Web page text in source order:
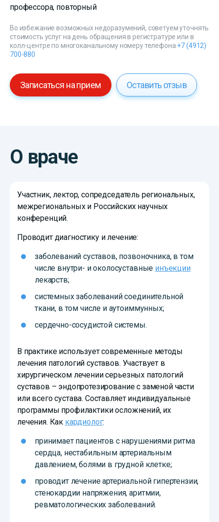
профессора, повторный
Во избежание возможных недоразумений, советуем уточнять
стоимость услуг на день обращения в регистратуре или в
колл-центре по многоканальному номеру телефона +7 (4912)
700-880
Записаться на прием Оставить отзыв
О враче
Участник, лектор, сопредседатель региональных,
межрегиональных и Российских научных
конференций.
Проводит диагностику и лечение:
заболеваний суставов, позвоночника, в том
числе внутри- и околосуставные инъекции
лекарств;
системных заболеваний соединительной
ткани, в том числе и аутоиммунных;
сердечно-сосудистой системы.
В практике использует современные методы
лечения патологий суставов. Участвует в
хирургическом лечении серьезных патологий
суставов – эндопротезирование с заменой части
или всего сустава. Составляет индивидуальные
программы профилактики осложнений, их
лечения. Как кардиолог:
принимает пациентов с нарушениями ритма
сердца, нестабильным артериальным
давлением, болями в грудной клетке;
проводит лечение артериальной гипертензии,
стенокардии напряжения, аритмии,
ревматологических заболеваний.